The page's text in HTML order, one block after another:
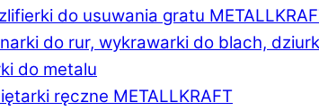
do usuwania gratu
do rur, wykrawarki do blach,
do metalu
ręczne METALLKRAFT